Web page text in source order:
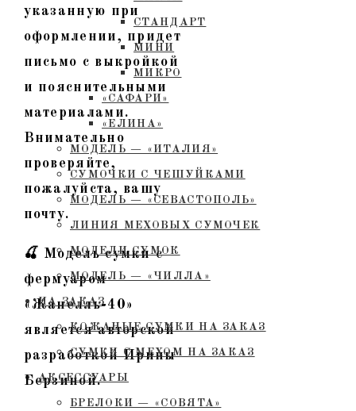
СТАНДАРТ
МИНИ
МИКРО
«САФАРИ»
«ЕЛИНА»
МОДЕЛЬ — «ИТАЛИЯ»
СУМОЧКИ С ЧЕШУЙКАМИ
МОДЕЛЬ — «СЕВАСТОПОЛЬ»
ЛИНИЯ МЕХОВЫХ СУМОЧЕК
МОДЕЛИ СУМОК
МОДЕЛЬ — «ЧИЛЛА»
НА ЗАКАЗ
КОЖАНЫЕ СУМКИ НА ЗАКАЗ
СУМКИ С МЕХОМ НА ЗАКАЗ
АКСЕССУАРЫ
БРЕЛОКИ — «СОВЯТА»
указанную при
оформлении, придет
письмо с выкройкой
и пояснительными
материалами.
Внимательно
проверяйте,
пожалуйста, вашу
почту.
🍒 Модель сумки с
фермуаром
«Жанелль-40»
является авторской
разработкой Ирины
Берзиной.